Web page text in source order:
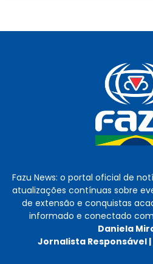
Fazu News: o portal oficial de
atualizações contínuas sobre
de extensão e conquistas
informado e conectado
Daniela
Jornalista Responsável |